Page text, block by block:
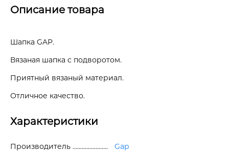
Описание товара
Шапка GAP.
Вязаная шапка с подворотом.
Приятный вязаный материал.
Отличное качество.
Характеристики
Производитель
Gap